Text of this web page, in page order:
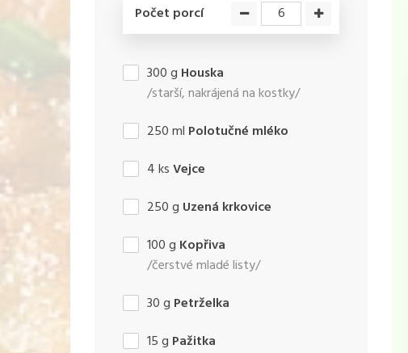
Počet porcí
300g Houska
/starší, nakrájená na kostky/
250ml Polotučné mléko
4ksVejce
250g Uzená krkovice
100g Kopřiva
/čerstvé mladé listy/
30g Petrželka
15g Pažitka